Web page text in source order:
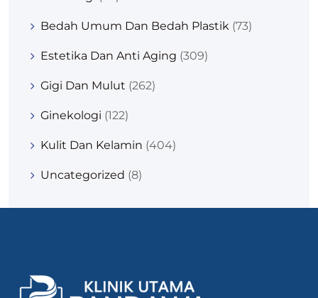
Bedah Umum Dan Bedah Plastik (73)
Estetika Dan Anti Aging (309)
Gigi Dan Mulut (262)
Ginekologi (122)
Kulit Dan Kelamin (404)
Uncategorized (8)